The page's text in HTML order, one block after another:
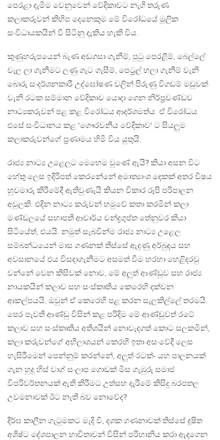
පෙරළා දැමීම වෙනුවෙන් වේදිකාවට නැගි තරුණ
කලාකරුවන් කිහිප දෙනෙකුම මේ විරෝධයේ මූලික
සංවිධායකයින් වී සිටිනු දැකිය හැකි විය.
කුණුහරුපයෙන් බැණ අඩගසා ගැනීම්, පුටු පෙරළීම්, බෙල්ලේ
වැල ලා ගැනීමට ලණු ගැට ගැසීම්, පෙට්‍රල් හලා ගැනීම් වැනි
බොරු සංදර්ශනකාරී උද්ඝෝෂණ වලින් පිරුණු විගඩම් මඩුවක්
වැනි රටක සම්මාන වේදිකාව යොදා ගෙන නිර්ප්‍රචණ්ඩව
නාට්‍යකරුවන් පළ කළ විරෝධය ආදර්ශමත්ය. ඒ විරෝධය
එසේ සංවිධානය කළ ‘ගෞරවනීය වේදිකාව‘ ට සියලුම
කලාකරුවන්ගේ ප්‍රණාමය හිමි විය යුතුයි.
රාජ්‍ය නාට්‍ය උළෙලට මෙහෙම වුණේ ඇයි? කියා අසන විට
හේතු ලෙස ඉදිරිපත් කෙරනේනේ අමාත්‍යාංශ දෙකක් අතර විෂය
හුවමාරු කිරීමේදී ඇතිවුණැයි කියන විකාර රූපි පරිපාලන
අවුලකි. එදින නාට්‍ය කරුවන් හමුවේ කතා කරමින් කලා
මණ්ඩලයේ සභාපති ආචාර්ය චන්ද්‍රගුප්ත තේනුවර කියා
සිටියේත්, එයයි. නමුත් සැබවින්ම රාජ්‍ය නාට්‍ය උළෙල
සම්බන්ධයෙන් මාස ගණනක් තිස්සේ ඇදුණු අර්බුදය සහ
අවසානයේ එය විසදාගැනීමට අසමත් වීම හරහා හෙළිදරවු
වන්නේ වෙන කිසිවක් නොව, මේ අලුත් ආණ්ඩුව සහ රාජ්‍ය
නායකයින් කලාව සහ සංස්කෘතිය කෙරෙහි දක්වන
ආකල්පයයි. ඔවුන් ඒ කෙරෙහි පළ කරන සැලකිල්ලේ තරමයි.
පෙර පැවති ආණ්ඩු විසින් කළ පරිදිම මේ ආණ්ඩුවත් රටේ
කලාව සහ සංස්කෘතිය අතිශයින් නොවැදගත් කොට සලකමින්,
කලා කරුවන්ගේ අභිලාශයන් කෙරහි ඉතා අසංවේදී ලෙස
හැසිරීමෙන් පෙන්නුම් කරන්නේ, අලුත් රටක්- යහ පාලනයක්
ගැන හුදු හිස් වාග් සංලාප ගොඩක් මිස ගැඹුරු සමාජ
විපරිවර්තනයක් ඇති කිරීමට උත්සහ දැරීමේ කිසිදු බරපතල
උවමනාවක් ඊට නැති බව නොවේද?
දීර්ඝ කාලීන ගැටුමකට මැදි වී, දශක ගණනාවක් තිස්සේ දූෂිත
අශිෂ්ට දේශපාලන භාවිතාවන් විසින් පරිහානිය කරා ඇදගෙන